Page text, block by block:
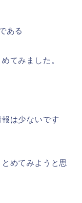
ある
てみました。
は少ないです
めてみようと思